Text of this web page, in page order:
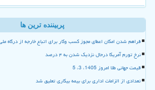
پربیننده ترین ها
فراهم شدن امکان اعطای مجوز کسب وکار برای اتباع خارجه از درگاه
نرخ تورم آمریکا درحال نزدیک شدن به ۴ درصد
قیمت جهانی طلا امروز 1405، 3، 5
تعدادی از الزامات اداری برای بیمه بیکاری تعلیق شد